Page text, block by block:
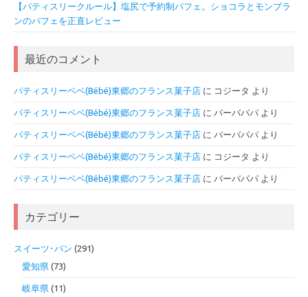
【パティスリークルール】塩尻で予約制パフェ。ショコラとモンブラ
ンのパフェを正直レビュー
最近のコメント
パティスリーベベ(Bébé)東郷のフランス菓子店 に コジータ より
パティスリーベベ(Bébé)東郷のフランス菓子店 に バーバパパ より
パティスリーベベ(Bébé)東郷のフランス菓子店 に バーバパパ より
パティスリーベベ(Bébé)東郷のフランス菓子店 に コジータ より
パティスリーベベ(Bébé)東郷のフランス菓子店 に バーバパパ より
カテゴリー
スイーツ･パン (291)
愛知県 (73)
岐阜県 (11)